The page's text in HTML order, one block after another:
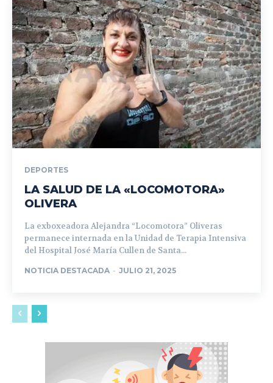
DEPORTES
LA SALUD DE LA «LOCOMOTORA»
OLIVERA
La exboxeadora Alejandra “Locomotora” Oliveras
permanece internada en la Unidad de Terapia Intensiva
del Hospital José María Cullen de Santa...
NOTICIA DESTACADA - JULIO 21, 2025